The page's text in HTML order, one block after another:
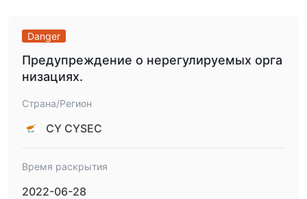
Danger
Предупреждение о нерегулируемых орга
низациях.
Страна/Регион
CY CYSEC
Время раскрытия
2022-06-28